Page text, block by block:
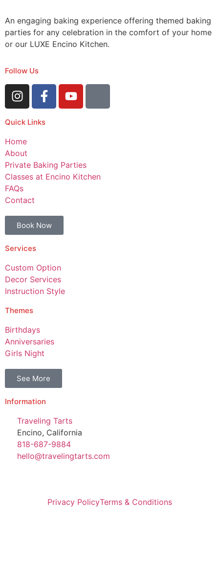
An engaging baking experience offering themed baking
parties for any celebration in the comfort of your home
or our LUXE Encino Kitchen.
Follow Us
Quick Links
Home
About
Private Baking Parties
Classes at Encino Kitchen
FAQs
Contact
Book Now
Services
Custom Option
Decor Services
Instruction Style
Themes
Birthdays
Anniversaries
Girls Night
See More
Information
Traveling Tarts
Encino, California
818-687-9884
hello@travelingtarts.com
Privacy PolicyTerms & Conditions